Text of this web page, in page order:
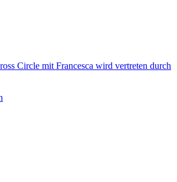
Circle mit Francesca wird vertreten durch